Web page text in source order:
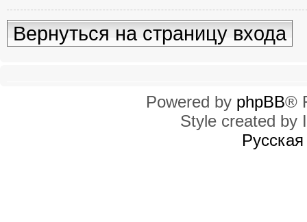
Вернуться на страницу входа
Powered by phpBB®
Style created by